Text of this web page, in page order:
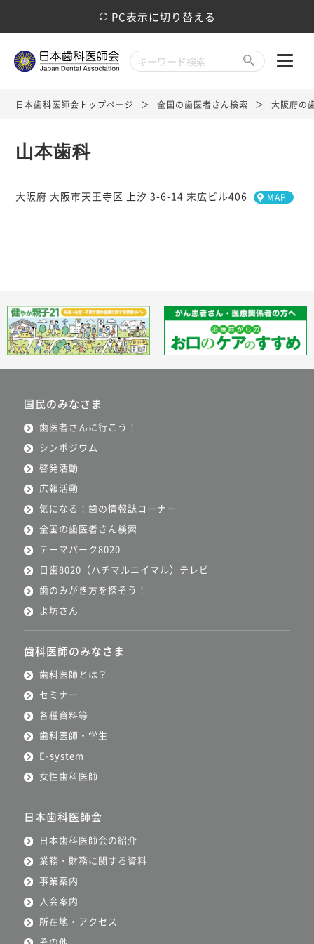
PC表示に切り替える
日本歯科医師会トップページ 全国の歯医者さん検索 大阪府の
山本歯科
大阪府 大阪市天王寺区 上汐 3-6-14 末広ビル406 MAP
国民のみなさま
歯医者さんに行こう！
シンポジウム
啓発活動
広報活動
気になる！歯の情報誌コーナー
全国の歯医者さん検索
テーマパーク8020
日歯8020（ハチマルニイマル）テレビ
歯のみがき方を探そう！
よ坊さん
歯科医師のみなさま
歯科医師とは？
セミナー
各種資料等
歯科医師・学生
E-system
女性歯科医師
日本歯科医師会
日本歯科医師会の紹介
業務・財務に関する資料
事業案内
入会案内
所在地・アクセス